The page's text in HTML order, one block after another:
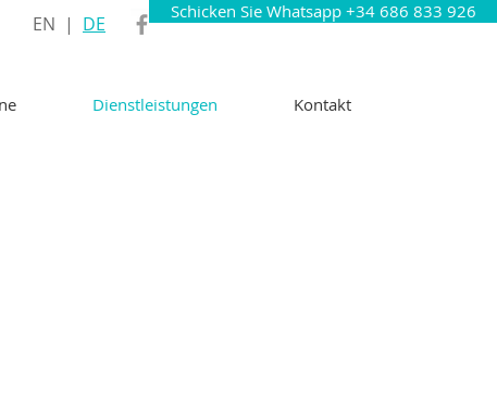
Schicken Sie Whatsapp +34 686 833 926
EN | DE
Dienstleistungen Kontakt